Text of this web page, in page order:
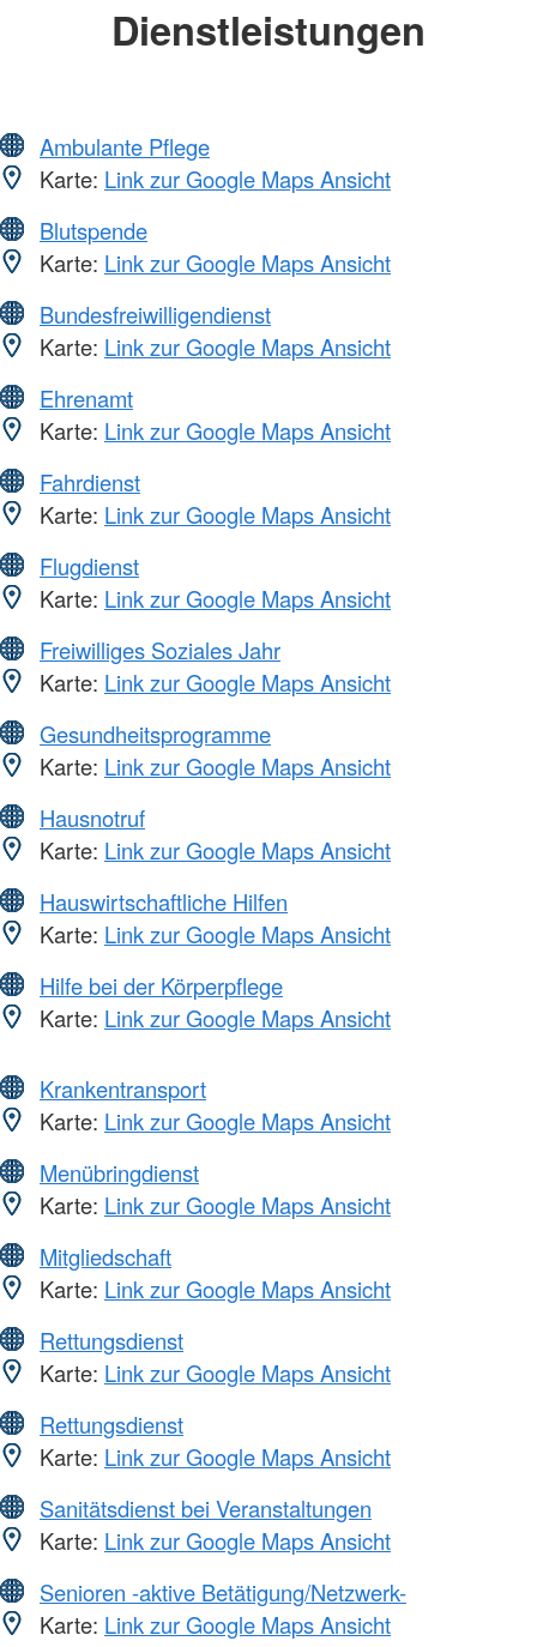
Dienstleistungen
Ambulante Pflege
Karte: Link zur Google Maps Ansicht
Blutspende
Karte: Link zur Google Maps Ansicht
Bundesfreiwilligendienst
Karte: Link zur Google Maps Ansicht
Ehrenamt
Karte: Link zur Google Maps Ansicht
Fahrdienst
Karte: Link zur Google Maps Ansicht
Flugdienst
Karte: Link zur Google Maps Ansicht
Freiwilliges Soziales Jahr
Karte: Link zur Google Maps Ansicht
Gesundheitsprogramme
Karte: Link zur Google Maps Ansicht
Hausnotruf
Karte: Link zur Google Maps Ansicht
Hauswirtschaftliche Hilfen
Karte: Link zur Google Maps Ansicht
Hilfe bei der Körperpflege
Karte: Link zur Google Maps Ansicht
Krankentransport
Karte: Link zur Google Maps Ansicht
Menübringdienst
Karte: Link zur Google Maps Ansicht
Mitgliedschaft
Karte: Link zur Google Maps Ansicht
Rettungsdienst
Karte: Link zur Google Maps Ansicht
Rettungsdienst
Karte: Link zur Google Maps Ansicht
Sanitätsdienst bei Veranstaltungen
Karte: Link zur Google Maps Ansicht
Senioren -aktive Betätigung/Netzwerk-
Karte: Link zur Google Maps Ansicht